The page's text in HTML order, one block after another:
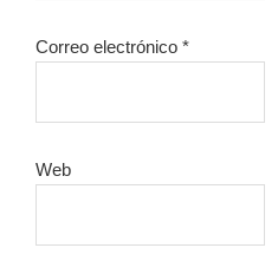
Correo electrónico *
Web